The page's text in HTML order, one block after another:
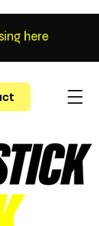
here